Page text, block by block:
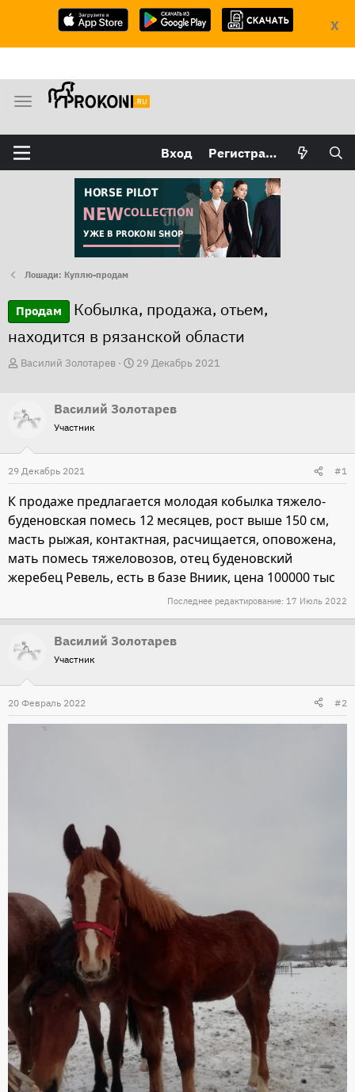
X
М
н
ю
Вход Регистрация
Лошади: Куплю-продам
Продам
Кобылка, продажа, отьем,
находится в рязанской области
А
о
т
е
Василий Золотарев
Д
а
л
29 Декабрь 2021
Василий Золотарев
Участник
29 Декабрь 2021 #1
К продаже предлагается молодая кобылка тяжело-
буденовская помесь 12 месяцев, рост выше 150 см,
масть рыжая, контактная, расчищается, оповожена,
мать помесь тяжеловозов, отец буденовский
жеребец Ревель, есть в базе Вниик, цена 100000 тыс
Последнее редактирование: 17 Июль 2022
Василий Золотарев
Участник
20 Февраль 2022 #2